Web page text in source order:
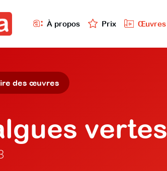
À propos Prix Œuvres
des œuvres
vertes